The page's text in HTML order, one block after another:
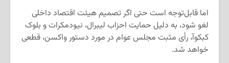
اما قابل‌توجه است حتی اگر تصمیم هیئت اقتصاد داخلی
لغو شود، به دلیل حمایت احزاب لیبرال، نیودمکرات و بلوک
کبکوآ، رأی مثبت مجلس عوام در مورد دستور واکسن، قطعی
خواهد شد.